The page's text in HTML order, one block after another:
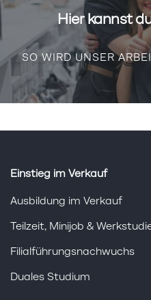
Hier kannst
SO WIRD UNSER
Einstieg im Verkauf
Ausbildung im Verkauf
Teilzeit, Minijob &
Filialführungsnachwuchs
Duales Studium